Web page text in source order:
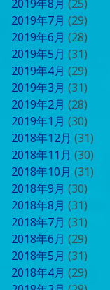
2019年8月 (25)
2019年7月 (29)
2019年6月 (28)
2019年5月 (31)
2019年4月 (29)
2019年3月 (31)
2019年2月 (28)
2019年1月 (30)
2018年12月 (31)
2018年11月 (30)
2018年10月 (31)
2018年9月 (30)
2018年8月 (31)
2018年7月 (31)
2018年6月 (29)
2018年5月 (31)
2018年4月 (29)